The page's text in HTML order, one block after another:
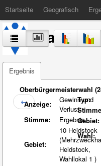
Startseite Geografisch
Stadt
Ergebnis
Oberbürgermeisterwahl
←Anzeige:
Gewinn und
Verlust
Stimme:
Ergebnis
Gebiet:
10 Heidstock
Heidstock,
Wahllokal 1 )
Typ:
Gebiet:
Wahl: